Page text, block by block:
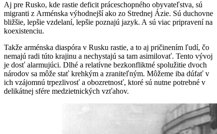
Aj pre Rusko, kde rastie deficit práceschopného obyvateľstva, sú
migranti z Arménska výhodnejší ako zo Strednej Ázie. Sú duchovne
bližšie, lepšie vzdelaní, lepšie poznajú jazyk. A sú viac pripravení na
koexistenciu.
Takže arménska diaspóra v Rusku rastie, a to aj pričinením ľudí, čo
nemajú radi túto krajinu a nechystajú sa tam asimilovať. Tento vývoj
je dosť alarmujúci. Dlhé a relatívne bezkonfliktné spolužitie dvoch
národov sa môže stať krehkým a zraniteľným. Môžeme iba dúfať v
ich vzájomnú trpezlivosť a obozretnosť, ktoré sú nutne potrebné v
delikátnej sfére medzietnických vzťahov.